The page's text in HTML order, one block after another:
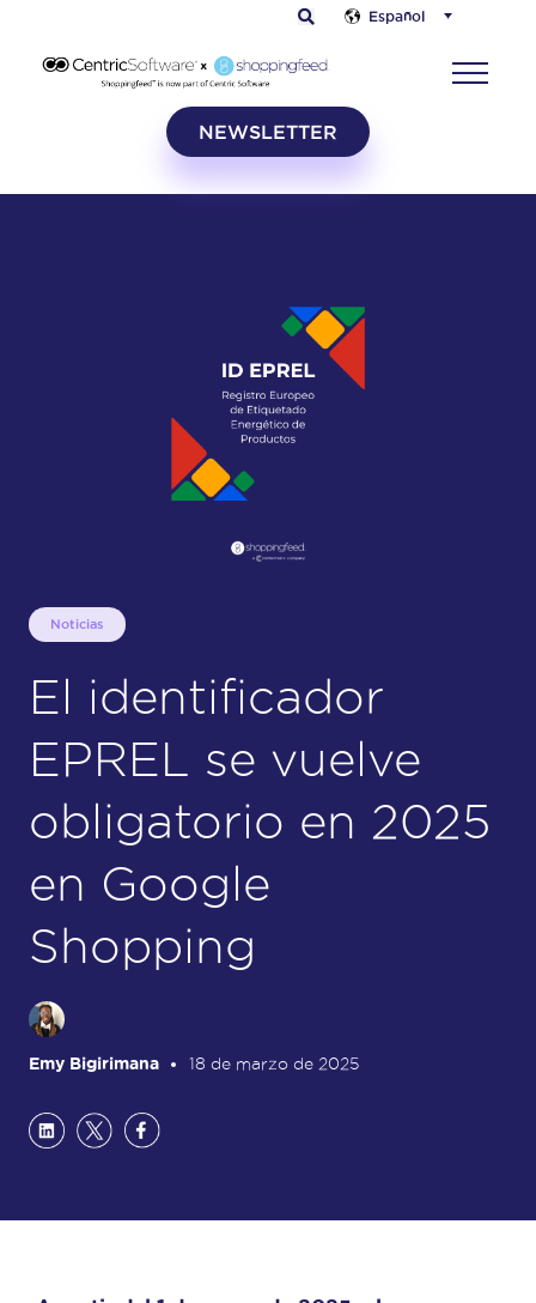
Español
NEWSLETTER
Noticias
El identificador
EPREL se vuelve
obligatorio en 2025
en Google
Shopping
Emy Bigirimana 18 de marzo de 2025